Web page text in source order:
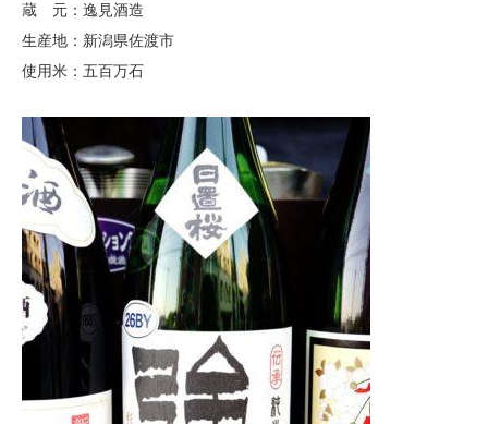
蔵 元：逸見酒造
生産地：新潟県佐渡市
使用米：五百万石